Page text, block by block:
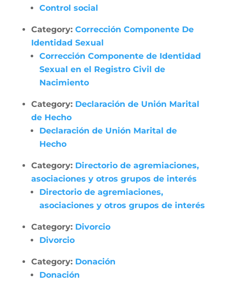
Control social
Category: Corrección Componente De
Identidad Sexual
Corrección Componente de Identidad
Sexual en el Registro Civil de
Nacimiento
Category: Declaración de Unión Marital
de Hecho
Declaración de Unión Marital de
Hecho
Category: Directorio de agremiaciones,
asociaciones y otros grupos de interés
Directorio de agremiaciones,
asociaciones y otros grupos de interés
Category: Divorcio
Divorcio
Category: Donación
Donación